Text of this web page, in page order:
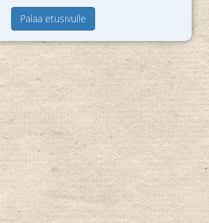
Palaa etusivulle